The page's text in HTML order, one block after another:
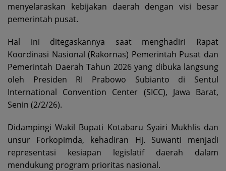
menyelaraskan kebijakan daerah dengan visi besar
pemerintah pusat.
Hal ini ditegaskannya saat menghadiri Rapat
Koordinasi Nasional (Rakornas) Pemerintah Pusat dan
Pemerintah Daerah Tahun 2026 yang dibuka langsung
oleh Presiden RI Prabowo Subianto di Sentul
International Convention Center (SICC), Jawa Barat,
Senin (2/2/26).
Didampingi Wakil Bupati Kotabaru Syairi Mukhlis dan
unsur Forkopimda, kehadiran Hj. Suwanti menjadi
representasi kesiapan legislatif daerah dalam
mendukung program prioritas nasional.